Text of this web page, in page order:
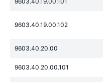
9603.40.19.00.102
9603.40.20.00
9603.40.20.00.101